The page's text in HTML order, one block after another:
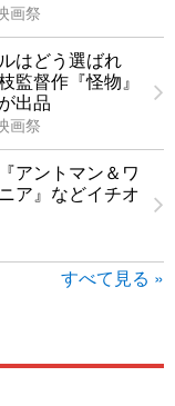
画祭
はどう選ばれ
監督作『怪物』
出品
画祭
アントマン＆ワ
ア』などイチオ
すべて見る »